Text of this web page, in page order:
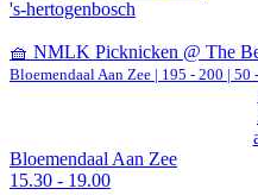
's-hertogenbosch
🧺 NMLK Picknicken @ The
Bloemendaal Aan Zee | 195 - 200 | 50
Bloemendaal Aan Zee
15.30 - 19.00